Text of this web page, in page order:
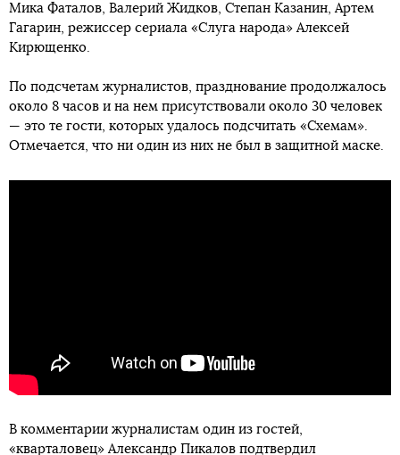
Мика Фаталов, Валерий Жидков, Степан Казанин, Артем
Гагарин, режиссер сериала «Слуга народа» Алексей
Кирющенко.
По подсчетам журналистов, празднование продолжалось
около 8 часов и на нем присутствовали около 30 человек
— это те гости, которых удалось подсчитать «Схемам».
Отмечается, что ни один из них не был в защитной маске.
В комментарии журналистам один из гостей,
«кварталовец» Александр Пикалов подтвердил